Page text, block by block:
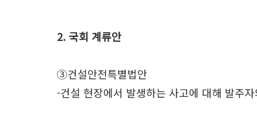
2. 국회 계류안
③건설안전특별법안
-건설 현장에서 발생하는 사고에 대해 발주